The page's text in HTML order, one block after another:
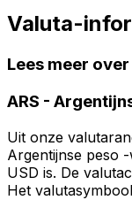
Valuta-
Lees meer over
ARS -
Uit onze
Argentijnse peso
USD is. De
Het